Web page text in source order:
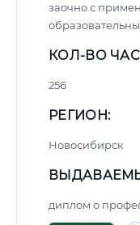
заочно с
КОЛ-ВО
256
РЕГИОН:
Новосибирск
диплом о